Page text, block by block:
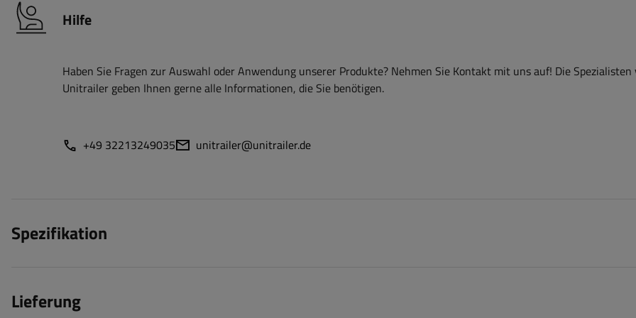
Hilfe
Haben Sie Fragen zur Auswahl oder Anwendung unserer Produkte? Nehmen Sie Kontakt mit uns auf! Die Spezialisten
Unitrailer geben Ihnen gerne alle Informationen, die Sie benötigen.
+49 32213249035 unitrailer@unitrailer.de
Spezifikation
Lieferung